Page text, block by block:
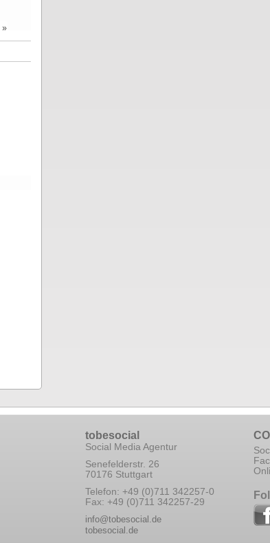
»
tobesocial
Social Media Agentur
Senefelderstr. 26
70176 Stuttgart
Telefon: +49 (0)711 342257-0
Fax: +49 (0)711 342257-29
info@tobesocial.de
tobesocial.de